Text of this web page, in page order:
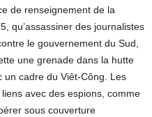
de renseignement de la
qu’assassiner des journalistes
le gouvernement du Sud,
une grenade dans la hutte
un cadre du Viêt-Công. Les
avec des espions, comme
sous couverture